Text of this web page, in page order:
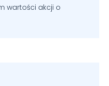
wartości akcji o